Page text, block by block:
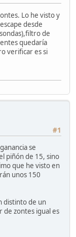
Lo he visto y
desde
de
quedaría
verificar es si
#1
se
piñón de 15, sino
que he visto en
unos 150
distinto de un
zontes igual es